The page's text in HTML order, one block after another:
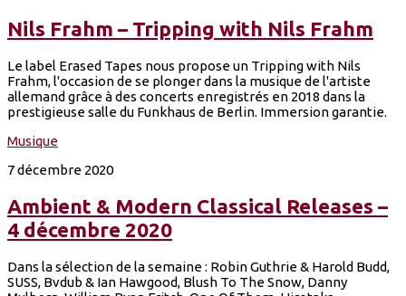
Nils Frahm – Tripping with Nils Frahm
Le label Erased Tapes nous propose un Tripping with Nils
Frahm, l'occasion de se plonger dans la musique de l'artiste
allemand grâce à des concerts enregistrés en 2018 dans la
prestigieuse salle du Funkhaus de Berlin. Immersion garantie.
Musique
7 décembre 2020
Ambient & Modern Classical Releases –
4 décembre 2020
Dans la sélection de la semaine : Robin Guthrie & Harold Budd,
SUSS, Bvdub & Ian Hawgood, Blush To The Snow, Danny